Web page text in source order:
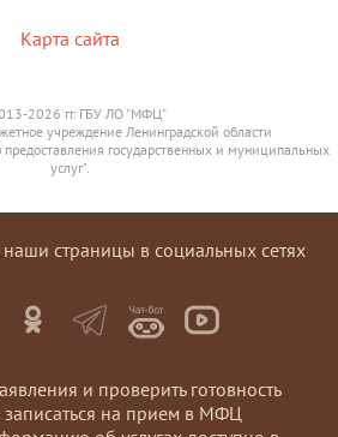
Карта сайта
2026 гг. ГБУ ЛО "МФЦ"
учреждение Ленинградской области
государственных и муниципальных
услуг".
страницы в социальных сетях
и проверить готовность
записаться на прием в МФЦ